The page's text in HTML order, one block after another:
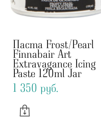
Паста Frost/Pearl
Finnabair Art
Extravagance Icing
Paste 120ml Jar
1 350 pуб.